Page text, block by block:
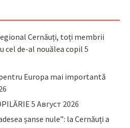
Cernăuți, toți membrii
cel de-al nouălea copil 5
Europa mai importantă
5 Август 2026
șanse nule”: la Cernăuți a